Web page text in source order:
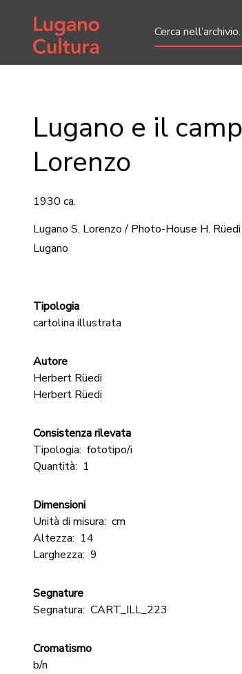
Home page
Lugano e il
Lorenzo
1930 ca.
Lugano S. Lorenzo / Photo-House H. Rüedi
Lugano
Tipologia
cartolina illustrata
Autore
Herbert Rüedi
Herbert Rüedi
Consistenza rilevata
Tipologia: fototipo/i
Quantità: 1
Dimensioni
Unità di misura: cm
Altezza: 14
Larghezza: 9
Segnature
Segnatura: CART_ILL_223
Cromatismo
b/n